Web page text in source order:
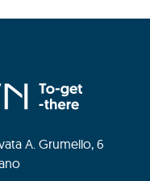
A. Grumello, 6